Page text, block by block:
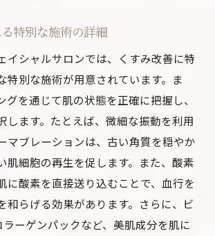
特別な施術の詳細
イシャルサロンでは、くすみ改善に特
特別な施術が用意されています。ま
グを通じて肌の状態を正確に把握し、
します。たとえば、微細な振動を利用
マブレーションは、古い角質を穏やか
肌細胞の再生を促します。また、酸素
に酸素を直接送り込むことで、血行を
和らげる効果があります。さらに、ビ
ーゲンパックなど、美肌成分を肌に